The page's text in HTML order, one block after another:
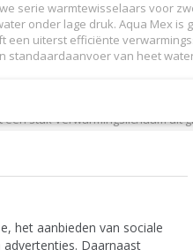
serie warmtewisselaars voor
onder lage druk. Aqua Mex is
een uiterst efficiënte
standaardaanvoer van heet
40 - 70 - 100 kW 2 opties
stuk Verwarmingslichaam uit
primaire kring: 6 bar Minimale
180 m³ Capaciteit boiler: 70
van de fabrikant:
het aanbieden van sociale
Daarnaast